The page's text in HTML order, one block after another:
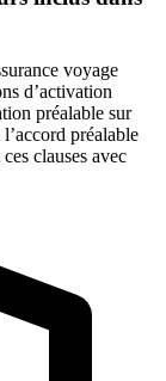
voyage
d’activation
préalable sur
préalable
clauses avec